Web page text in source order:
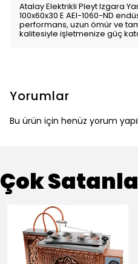
Atalay Elektrikli Pleyt Izgara
100x60x30 E AEI-1060-ND
performans, uzun ömür ve
kalitesiyle işletmenize güç
Yorumlar
Bu ürün için henüz yorum
Çok